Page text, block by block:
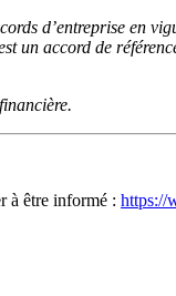
d’entreprise en
accord de
à être informé : https://